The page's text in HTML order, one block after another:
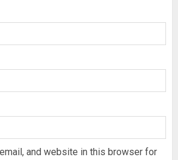
and website in this browser for